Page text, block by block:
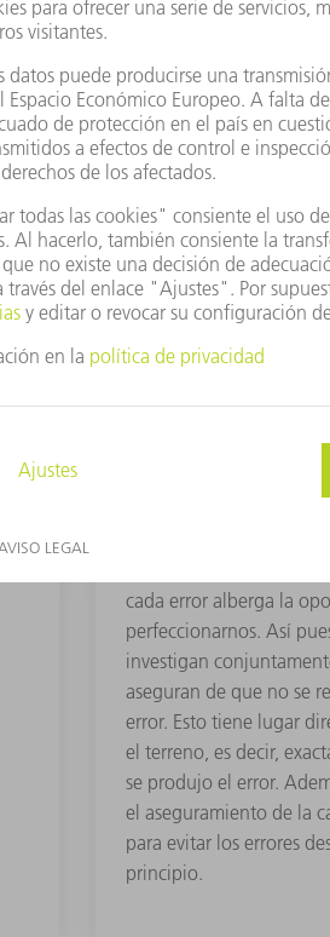
TRUMPF. Nuestros nueve
CONSTRUCTIVA
“Discutimos los errores
cada error alberga la
perfeccionarnos. Así
investigan
aseguran de que no se
error. Esto tiene lugar
el terreno, es decir,
se produjo el error.
el aseguramiento de la
para evitar los errores
principio.